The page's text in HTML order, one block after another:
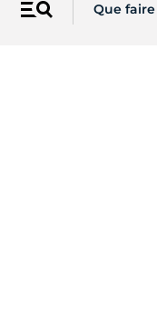
Menu Que faire